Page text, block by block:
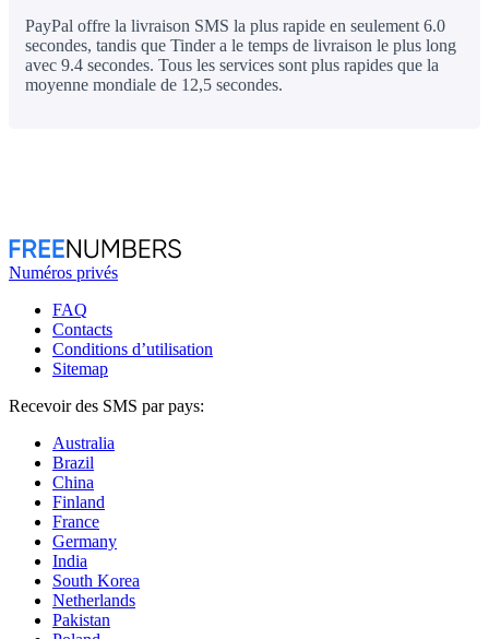
PayPal offre la livraison SMS la plus rapide en seulement 6.0
secondes, tandis que Tinder a le temps de livraison le plus long
avec 9.4 secondes. Tous les services sont plus rapides que la
moyenne mondiale de 12,5 secondes.
Numéros privés
FAQ
Contacts
Conditions d’utilisation
Sitemap
Recevoir des SMS par pays:
Australia
Brazil
China
Finland
France
Germany
India
South Korea
Netherlands
Pakistan